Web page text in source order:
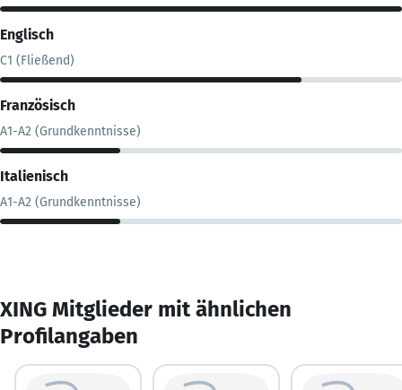
Englisch
C1 (Fließend)
Französisch
A1-A2 (Grundkenntnisse)
Italienisch
A1-A2 (Grundkenntnisse)
XING Mitglieder mit ähnlichen
Profilangaben